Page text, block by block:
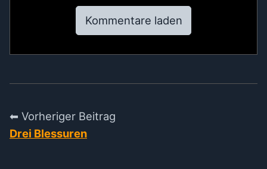
Kommentare laden
⬅ Vorheriger Beitrag
Drei Blessuren